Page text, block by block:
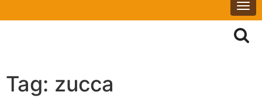
Tag: zucca